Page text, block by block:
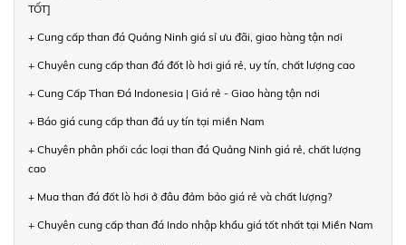
TỐT]
+ Cung cấp than đá Quảng Ninh giá sỉ ưu đãi, giao hàng tận nơi
+ Chuyên cung cấp than đá đốt lò hơi giá rẻ, uy tín, chất lượng cao
+ Cung Cấp Than Đá Indonesia | Giá rẻ - Giao hàng tận nơi
+ Báo giá cung cấp than đá uy tín tại miền Nam
+ Chuyên phân phối các loại than đá Quảng Ninh giá rẻ, chất lượng
cao
+ Mua than đá đốt lò hơi ở đâu đảm bảo giá rẻ và chất lượng?
+ Chuyên cung cấp than đá Indo nhập khẩu giá tốt nhất tại Miền Nam